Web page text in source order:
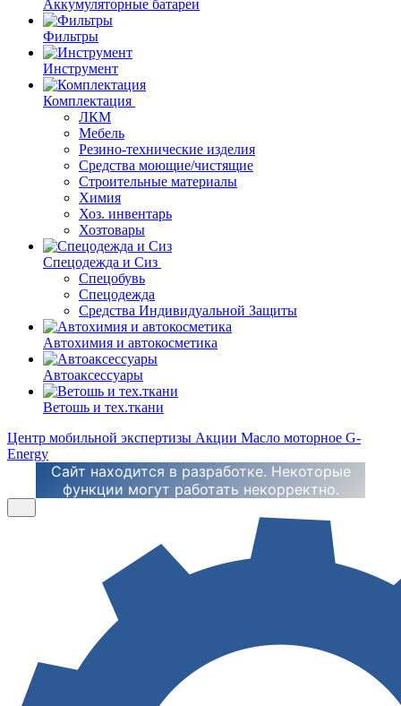
Аккумуляторные батареи
Фильтры
Инструмент
Комплектация
ЛКМ
Мебель
Резино-технические изделия
Средства моющие/чистящие
Строительные материалы
Химия
Хоз. инвентарь
Хозтовары
Спецодежда и Сиз
Спецобувь
Спецодежда
Средства Индивидуальной Защиты
Автохимия и автокосметика
Автоаксессуары
Ветошь и тех.ткани
Центр мобильной экспертизы Акции Масло моторное G-
Energy
Сайт находится в разработке. Некоторые
функции могут работать некорректно.